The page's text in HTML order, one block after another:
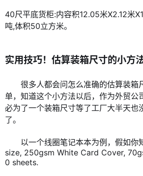
40尺平底货柜:内容积12.05米X2.12米
吨,体积50立方米。
实用技巧！估算装箱尺寸的小方法
很多人都会问怎么准确的估算装箱
单，知道这个小方法以后，作为外贸公
必为了一个装箱尺寸等了工厂大半天也
了。
以一个线圈笔记本本为例，假如你
size, 250gsm White Card Cover,
0 sheets.